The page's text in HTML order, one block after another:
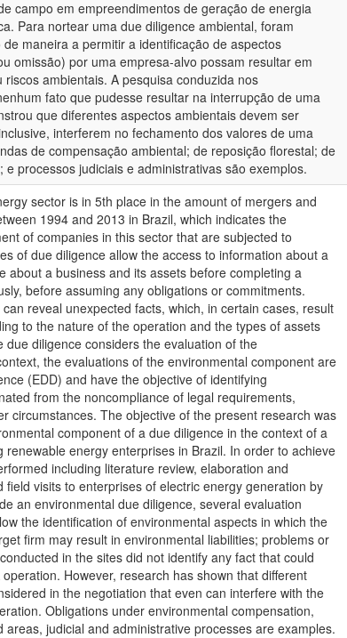
campo em empreendimentos de geração de energia
Para nortear uma due diligence ambiental, foram
maneira a permitir a identificação de aspectos
omissão) por uma empresa-alvo possam resultar em
ambientais. A pesquisa conduzida nos
fato que pudesse resultar na interrupção de uma
que diferentes aspectos ambientais devem ser
interferem no fechamento dos valores de uma
de compensação ambiental; de reposição florestal; de
processos judiciais e administrativas são exemplos.
sector is in 5th place in the amount of mergers and
1994 and 2013 in Brazil, which indicates the
of companies in this sector that are subjected to
of due diligence allow the access to information about a
about a business and its assets before completing a
before assuming any obligations or commitments.
reveal unexpected facts, which, in certain cases, result
to the nature of the operation and the types of assets
diligence considers the evaluation of the
the evaluations of the environmental component are
(EDD) and have the objective of identifying
from the noncompliance of legal requirements,
circumstances. The objective of the present research was
component of a due diligence in the context of a
energy enterprises in Brazil. In order to achieve
including literature review, elaboration and
visits to enterprises of electric energy generation by
an environmental due diligence, several evaluation
the identification of environmental aspects in which the
firm may result in environmental liabilities; problems or
in the sites did not identify any fact that could
However, research has shown that different
in the negotiation that even can interfere with the
Obligations under environmental compensation,
judicial and administrative processes are examples.